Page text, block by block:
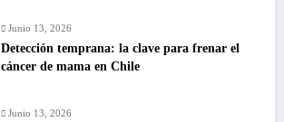
Junio 13, 2026
Detección temprana: la clave para frenar el
cáncer de mama en Chile
Junio 13, 2026